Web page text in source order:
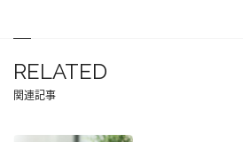
RELATED
関連記事